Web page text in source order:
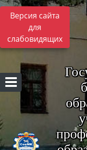
Версия сайта
для
слабовидящих